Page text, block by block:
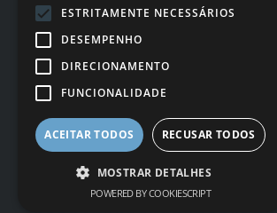
Portuguese
QUERO UMA APRESENTAÇÃO
Política de Privacidade
Copyright 2024 © Slide Lab / Desenvolvido por Super
ESTRITAMENTE NECESSÁRIOS
DESEMPENHO
DIRECIONAMENTO
FUNCIONALIDADE
ACEITAR TODOS RECUSAR TODOS
MOSTRAR DETALHES
POWERED BY COOKIESCRIPT